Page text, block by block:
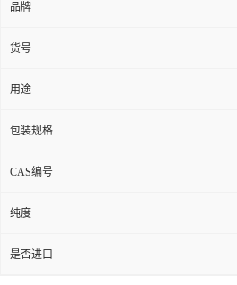
品牌
货号
用途
包装规格
CAS编号
纯度
是否进口